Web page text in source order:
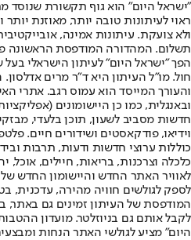
"ישראל היום" הוא גוף תקשורת שנוסד
ראוי לעיתונות טובה יותר, מאוזנת
ולא צועקת. עיתונות אמינה,
הפך "ישראל היום" לעיתון הישראלי
חול. מו"ל העיתון היא ד"ר מרים
והעורך המייסד הוא עמוס רגב. אתרי
חדשות מסביב לשעון, תוכן בלעדי,
וידיאו, פודקאסטים ושידורים חיים.
כוללות ערוצי חדשות ודעות, תרבות
לאוויר האתר החדש והיישומון החדש
לספק לגולשים חוויה מהירה, עדכנית,
המודפסת של העיתון זמינים גם באתר,
לקבל אותם גם בניוזלטר. מועדון
היום" מציע לגולשי האתר הנחות